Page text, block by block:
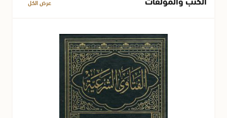
عرض الكل